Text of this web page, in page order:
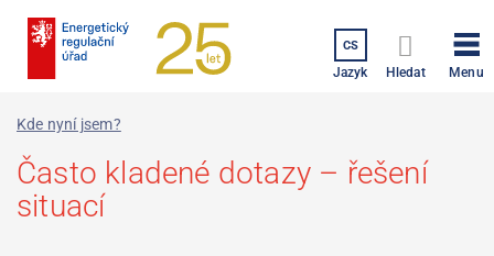
CS
Jazyk Hledat Menu
Kde nyní jsem?
Často kladené dotazy – řešení
situací